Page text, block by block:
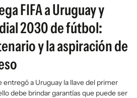
FIFA a Uruguay y
2030 de fútbol:
y la aspiración de
entregó a Uruguay la llave del primer
debe brindar garantías que puede ser